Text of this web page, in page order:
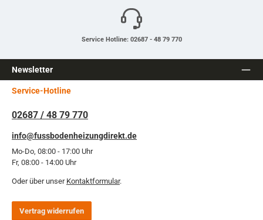
Service Hotline: 02687 - 48 79 770
Newsletter
Service-Hotline
02687 / 48 79 770
info@fussbodenheizungdirekt.de
Mo-Do, 08:00 - 17:00 Uhr
Fr, 08:00 - 14:00 Uhr
Oder über unser Kontaktformular.
Vertrag widerrufen